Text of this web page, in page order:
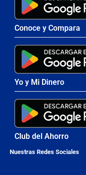
Conoce y Compara
Yo y Mi Dinero
Club del Ahorro
Nuestras Redes Sociales